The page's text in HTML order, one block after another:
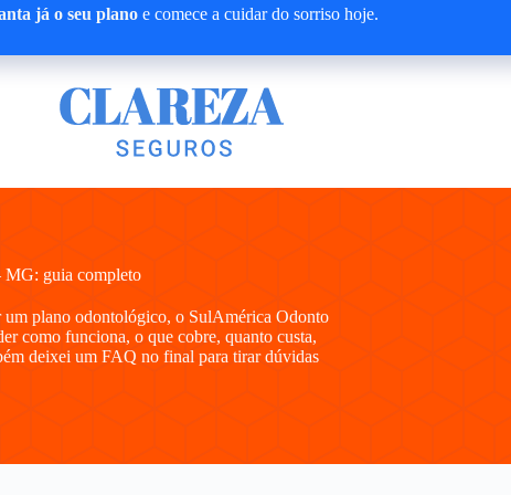
já o seu planoe comece a cuidar do sorriso hoje.
MG: guia completo
um plano odontológico, o SulAmérica Odonto
como funciona, o que cobre, quanto custa,
deixei um FAQ no final para tirar dúvidas